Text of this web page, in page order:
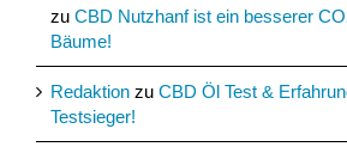
zu CBD Nutzhanf ist ein besserer
Bäume!
Redaktion zu CBD Öl Test &
Testsieger!